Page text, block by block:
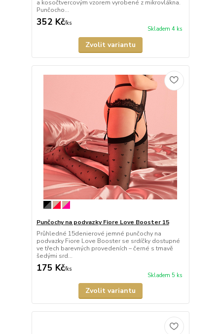
a kosočtvercovým vzorem vyrobené z mikrovlákna.
Punčocho...
352 Kč/ks
Skladem 4 ks
Zvolit variantu
Punčochy na podvazky Fiore Love Booster 15
Průhledné 15denierové jemné punčochy na
podvazky Fiore Love Booster se srdíčky dostupné
ve třech barevných provedeních – černé s tmavě
šedými srd...
175 Kč/ks
Skladem 5 ks
Zvolit variantu